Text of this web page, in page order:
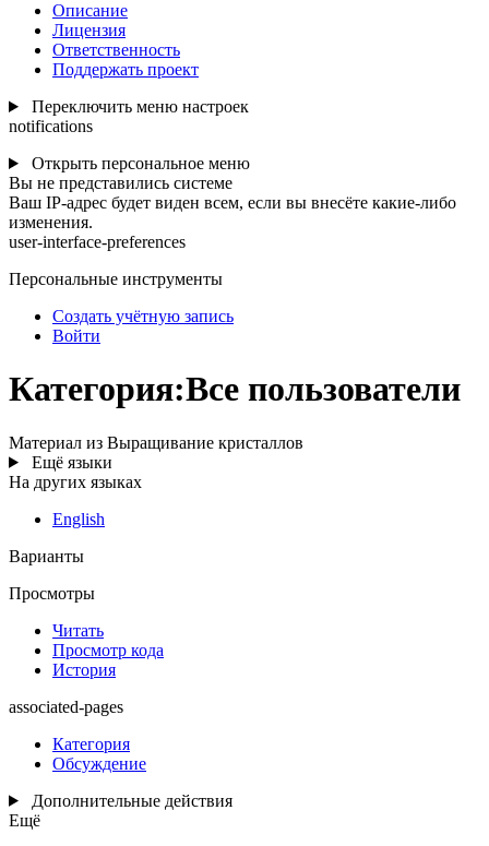
Описание
Лицензия
Ответственность
Поддержать проект
Переключить меню настроек
notifications
Открыть персональное меню
Вы не представились системе
Ваш IP-адрес будет виден всем, если вы внесёте какие-либо
изменения.
user-interface-preferences
Персональные инструменты
Создать учётную запись
Войти
Категория:Все пользователи
Материал из Выращивание кристаллов
Ещё языки
На других языках
English
Варианты
Просмотры
Читать
Просмотр кода
История
associated-pages
Категория
Обсуждение
Дополнительные действия
Ещё